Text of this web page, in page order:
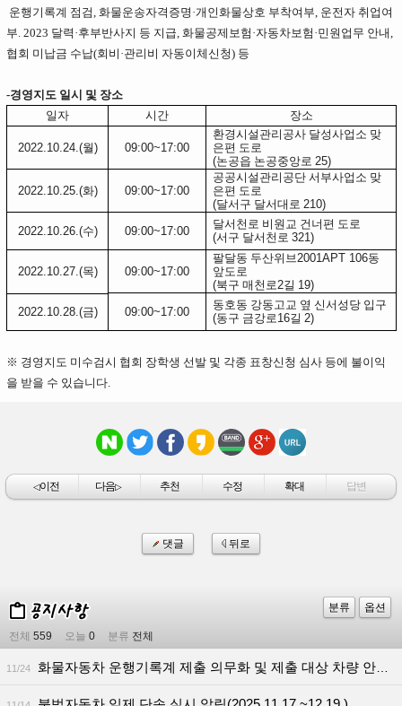
운행기록계 점검, 화물운송자격증명·개인화물상호 부착여부, 운전자 취업여
부. 2023 달력·후부반사지 등 지급, 화물공제보험 ·자동차보험·민원업무 안내,
협회 미납금 수납(회비 ·관리비 자동이체신청) 등
-경영지도 일시 및 장소
일자
시간 장소
2022.10.24.(월) 09:00~17:00
환경시설관리공사 달성사업소 맞
은편 도로
(논공읍 논공중앙로 25)
2022.10.25.(화) 09:00~17:00
공공시설관리공단 서부사업소 맞
은편 도로
(달서구 달서대로 210)
2022.10.26.(수) 09:00~17:00
달서천로 비원교 건너편 도로
(서구 달서천로 321)
2022.10.27.(목) 09:00~17:00
팔달동 두산위브2001APT 106동
앞도로
(북구 매천로2길 19)
09:00~17:00
동호동 강동고교 옆 신서성당 입구
(동구 금강로16길 2)
2022.10.28.(금)
※ 경영지도 미수검시 협회 장학생 선발 및 각종 표창신청 심사 등에 불이익
을 받을 수 있습니다.
◁이전 다음▷ 추천 수정 확대 답변
댓글 뒤로
분류 옵션
전체 559 오늘 0 분류 전체
11/24 화물자동차 운행기록계 제출 의무화 및 제출 대상 차량 안내